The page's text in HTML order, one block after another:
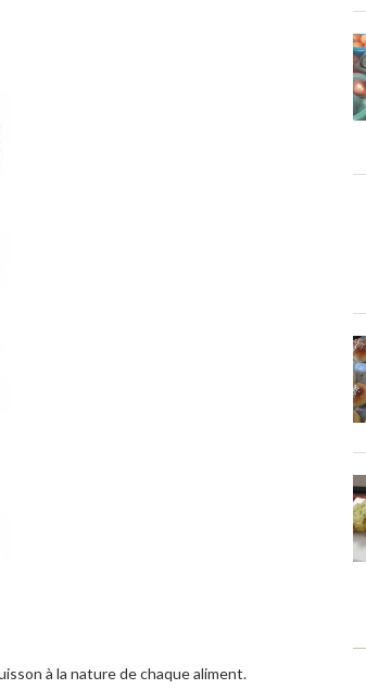
à la nature de chaque aliment.